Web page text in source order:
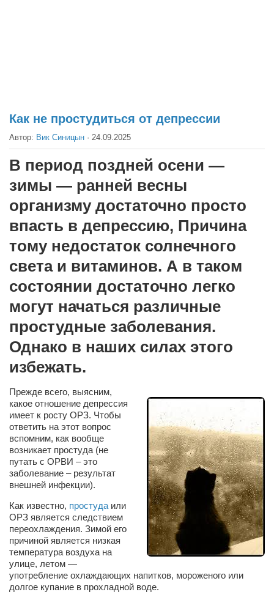
Выборы
Традиции
Экология
Курьезы
Досье
Арт-менеджеры
Орест Коваль
Тамара Кубракова
Елена Мельник
Вера Паненко
Семён Салатенко
Сергей Шепилов
Актёры
Артём Мяус
Александра Сокол
Как не простудиться от депрессии
Автор: Вик Синицын · 24.09.2025
В период поздней осени —
зимы — ранней весны
организму достаточно просто
впасть в депрессию, Причина
тому недостаток солнечного
света и витаминов. А в таком
состоянии достаточно легко
могут начаться различные
простудные заболевания.
Однако в наших силах этого
избежать.
Прежде всего, выясним,
какое отношение депрессия
имеет к росту ОРЗ. Чтобы
ответить на этот вопрос
вспомним, как вообще
возникает простуда (не
путать с ОРВИ – это
заболевание – результат
внешней инфекции).
Как известно, простуда или
ОРЗ является следствием
переохлаждения. Зимой его
причиной является низкая
температура воздуха на
улице, летом —
употребление охлаждающих напитков, мороженого или
долгое купание в прохладной воде.